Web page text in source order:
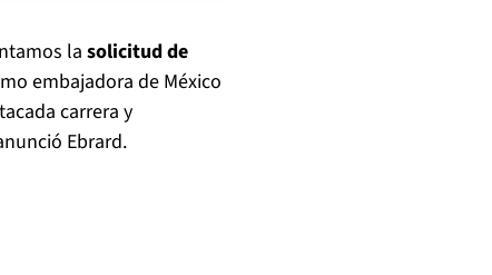
lasolicitud de
embajadora de México
carrera y
Ebrard.